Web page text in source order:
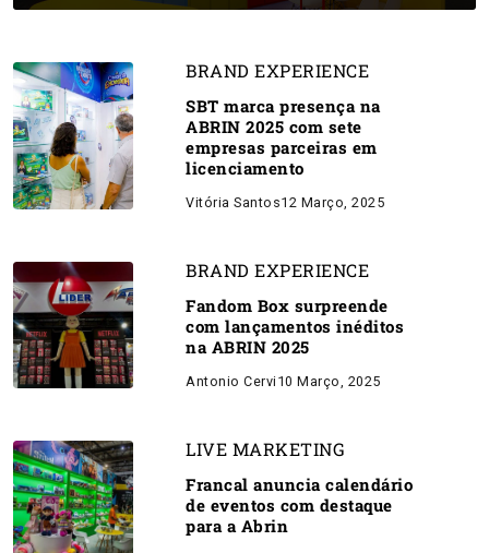
BRAND EXPERIENCE
SBT marca presença na
ABRIN 2025 com sete
empresas parceiras em
licenciamento
Vitória Santos12 Março, 2025
BRAND EXPERIENCE
Fandom Box surpreende
com lançamentos inéditos
na ABRIN 2025
Antonio Cervi 10 Março, 2025
LIVE MARKETING
Francal anuncia calendário
de eventos com destaque
para a Abrin